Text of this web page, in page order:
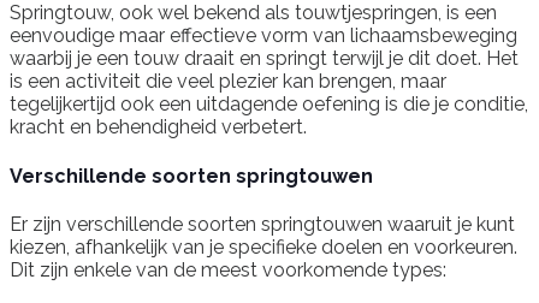
Springtouw, ook wel bekend als touwtjespringen, is een
eenvoudige maar effectieve vorm van lichaamsbeweging
waarbij je een touw draait en springt terwijl je dit doet. Het
is een activiteit die veel plezier kan brengen, maar
tegelijkertijd ook een uitdagende oefening is die je conditie,
kracht en behendigheid verbetert.
Verschillende soorten springtouwen
Er zijn verschillende soorten springtouwen waaruit je kunt
kiezen, afhankelijk van je specifieke doelen en voorkeuren.
Dit zijn enkele van de meest voorkomende types: